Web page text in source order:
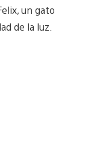
un gato
de la luz.